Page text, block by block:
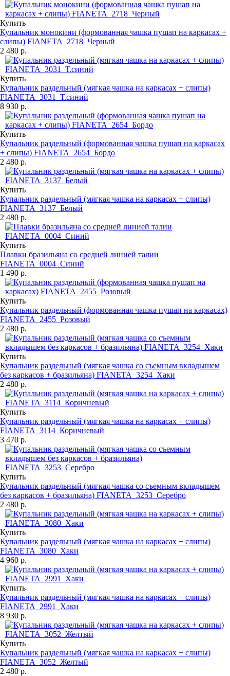
Купить
Купальник монокини (формованная чашка пушап на каркасах +
слипы) FIANETA_2718_Черный
2 480 р.
Купить
Купальник раздельный (мягкая чашка на каркасах + слипы)
FIANETA_3031_Т.синий
8 930 р.
Купить
Купальник раздельный (формованная чашка пушап на каркасах
+ слипы) FIANETA_2654_Бордо
2 480 р.
Купить
Купальник раздельный (мягкая чашка на каркасах + слипы)
FIANETA_3137_Белый
2 480 р.
Купить
Плавки бразильяна со средней линией талии
FIANETA_0004_Синий
1 490 р.
Купить
Купальник раздельный (формованная чашка пушап на каркасах)
FIANETA_2455_Розовый
2 480 р.
Купить
Купальник раздельный (мягкая чашка со съемным вкладышем
без каркасов + бразильяна) FIANETA_3254_Хаки
2 480 р.
Купить
Купальник раздельный (мягкая чашка на каркасах + слипы)
FIANETA_3114_Коричневый
3 470 р.
Купить
Купальник раздельный (мягкая чашка со съемным вкладышем
без каркасов + бразильяна) FIANETA_3253_Серебро
2 480 р.
Купить
Купальник раздельный (мягкая чашка на каркасах + слипы)
FIANETA_3080_Хаки
4 960 р.
Купить
Купальник раздельный (мягкая чашка на каркасах + слипы)
FIANETA_2991_Хаки
8 930 р.
Купить
Купальник раздельный (мягкая чашка на каркасах + слипы)
FIANETA_3052_Желтый
2 480 р.